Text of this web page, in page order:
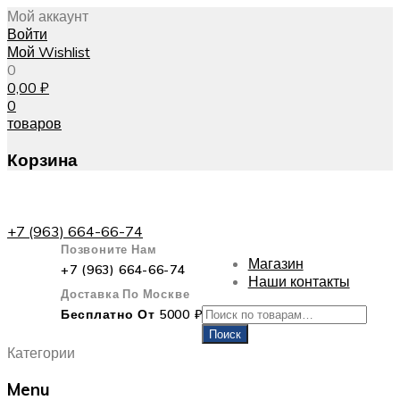
Мой аккаунт
Войти
Мой Wishlist
0
0,00 ₽
0
товаров
Корзина
+7 (963) 664-66-74
Позвоните Нам
+7 (963) 664-66-74
Доставка По Москве
Бесплатно От 5000 ₽
Магазин
Наши контакты
Искать:
Поиск
Категории
Menu